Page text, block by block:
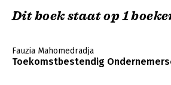
Dit boek staat op 1
Fauzia Mahomedradja
Toekomstbestendig